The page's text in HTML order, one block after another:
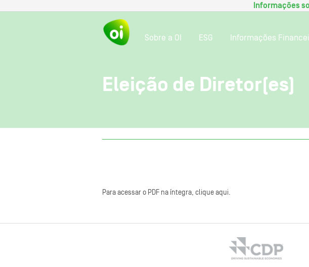
Informações
Sobre a OI ESG Informações
Eleição de Diretor(es)
Para acessar o PDF na íntegra, clique aqui.